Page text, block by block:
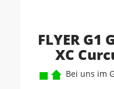
FLYER G1
XC
Bei uns im